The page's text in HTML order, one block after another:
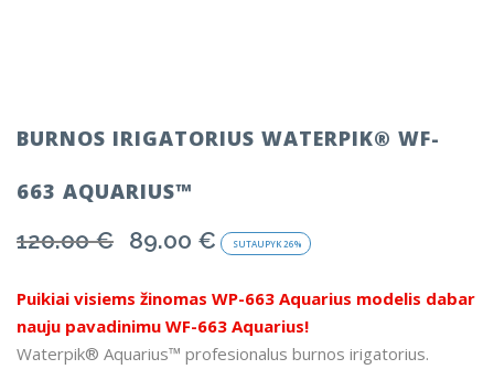
BURNOS IRIGATORIUS WATERPIK® WF-
663 AQUARIUS™
120.00€
Original
was:
120.00 €.
89.00 € Current
is:
89.00 €.
SUTAUPYK26%
Puikiai visiems žinomas WP-663 Aquarius modelis dabar
nauju pavadinimu WF-663 Aquarius!
Waterpik® Aquarius™ profesionalus burnos irigatorius.